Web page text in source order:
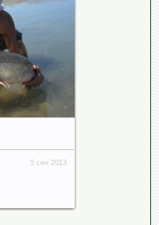
5 сен 2013